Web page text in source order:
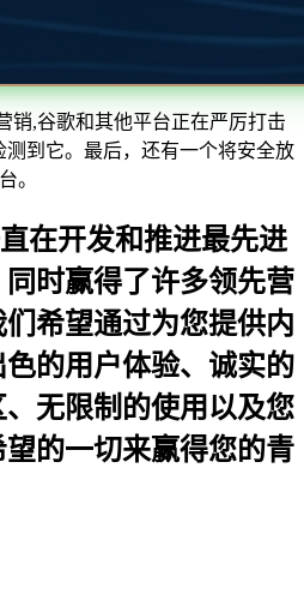
销,谷歌和其他平台正在严厉打击
到它。最后，还有一个将安全放
。
在开发和推进最先进
时赢得了许多领先营
希望通过为您提供内
的用户体验、诚实的
无限制的使用以及您
的一切来赢得您的青